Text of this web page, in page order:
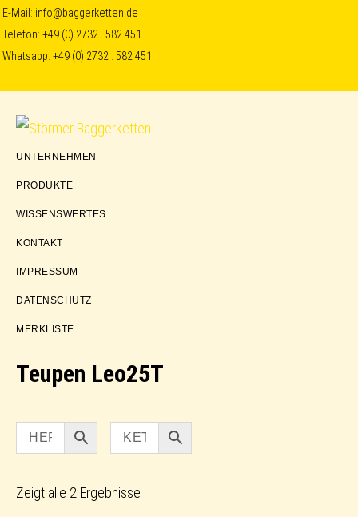
Skip
to
primary
navigation
Skip
to
content
Skip
to
E-Mail: info@baggerketten.de
Telefon:+49 (0) 2732 . 582 451
Whatsapp:+49 (0) 2732 . 582 451
Störmer
UNTERNEHMEN
PRODUKTE
WISSENSWERTES
KONTAKT
IMPRESSUM
DATENSCHUTZ
MERKLISTE
Teupen Leo25T
Zeigt alle 2 Ergebnisse